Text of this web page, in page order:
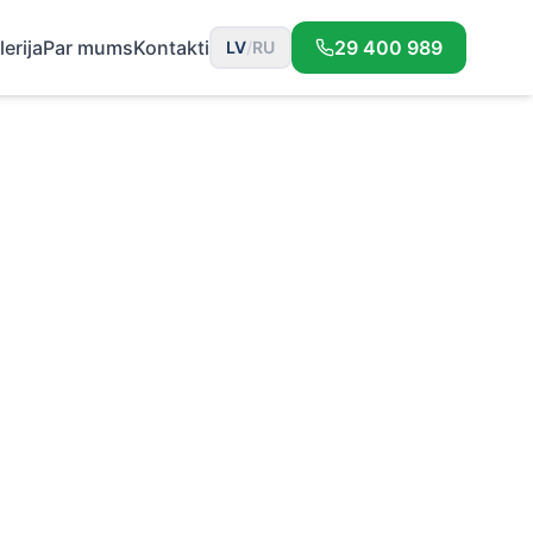
Par mumsKontakti LV/RU 29 400 989